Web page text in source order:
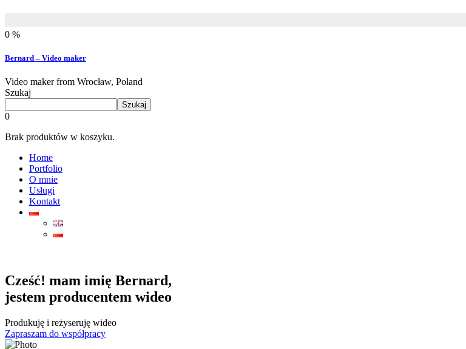
0 %
Bernard – Video maker
Video maker from Wrocław, Poland
Szukaj
Szukaj
0
Brak produktów w koszyku.
Home
Portfolio
O mnie
Usługi
Kontakt
Cześć! mam imię Bernard,
jestem producentem wideo
Produkuję i reżyseruję wideo
Zapraszam do współpracy